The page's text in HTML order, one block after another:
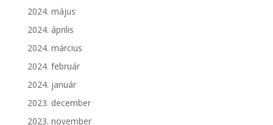
2024. május
2024. április
2024. március
2024. február
2024. január
2023. december
2023. november